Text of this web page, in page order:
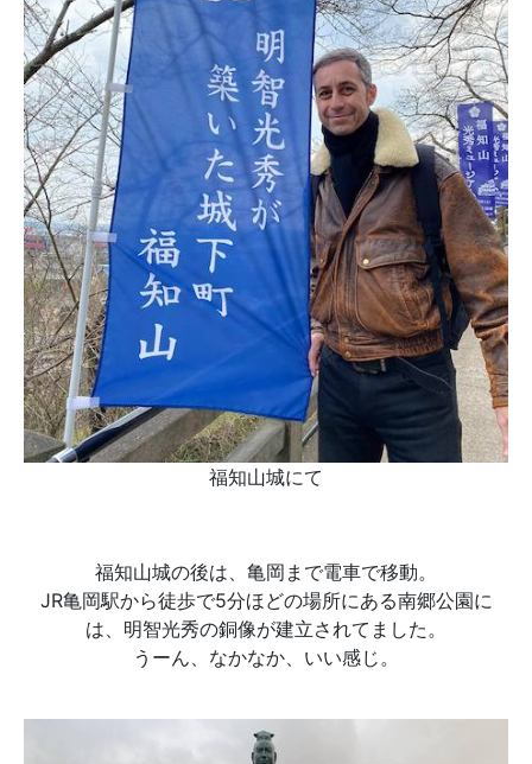
福知山城にて
福知山城の後は、亀岡まで電車で移動。
JR亀岡駅から徒歩で5分ほどの場所にある南郷公園に
は、明智光秀の銅像が建立されてました。
うーん、なかなか、いい感じ。